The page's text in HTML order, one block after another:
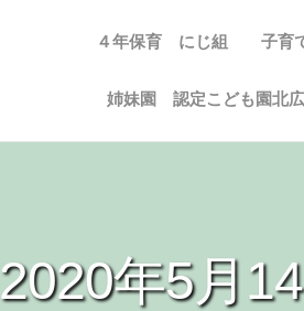
子育
４年保育 にじ組
姉妹園 認定こども園北
2020年5月